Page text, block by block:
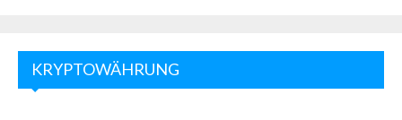
KRYPTOWÄHRUNG